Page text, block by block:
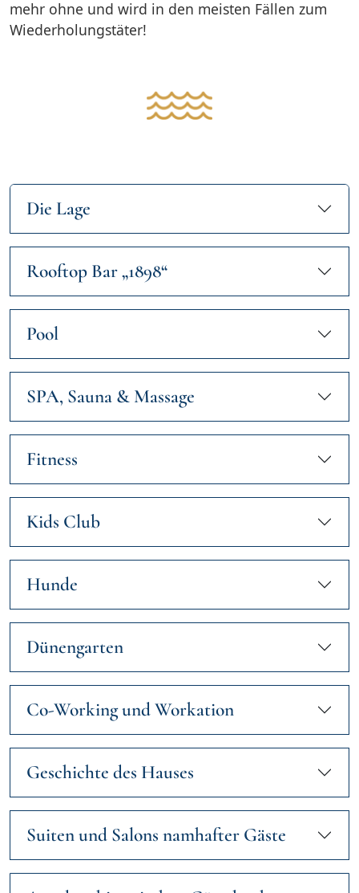
mehr ohne und wird in den meisten Fällen zum
Wiederholungstäter!
Die Lage
Rooftop Bar „1898“
Pool
SPA, Sauna & Massage
Fitness
Kids Club
Hunde
Dünengarten
Co-Working und Workation
Geschichte des Hauses
Suiten und Salons namhafter Gäste